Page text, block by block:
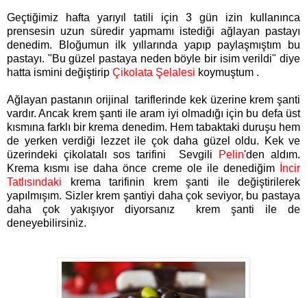
Geçtiğimiz hafta yarıyıl tatili için 3 gün izin kullanınca
prensesin uzun süredir yapmamı istediği ağlayan pastayı
denedim. Bloğumun ilk yıllarında yapıp paylaşmıştım bu
pastayı. "Bu güzel pastaya neden böyle bir isim verildi" diye
hatta ismini değiştirip Çikolata Şelalesi koymuştum .
Ağlayan pastanın orijinal tariflerinde kek üzerine krem şanti
vardır. Ancak krem şanti ile aram iyi olmadığı için bu defa üst
kısmına farklı bir krema denedim. Hem tabaktaki duruşu hem
de yerken verdiği lezzet ile çok daha güzel oldu. Kek ve
üzerindeki çikolatalı sos tarifini Sevgili
Pelin'den aldım.
Krema kısmı ise daha önce creme ole ile denediğim
İncir
Tatlısındaki krema tarifinin krem şanti ile değiştirilerek
yapılmışım. Sizler krem şantiyi daha çok seviyor, bu pastaya
daha çok yakışıyor diyorsanız krem şanti ile de
deneyebilirsiniz.